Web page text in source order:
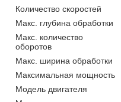
Количество скоростей
Макс. глубина обработки
Макс. количество
оборотов
Макс. ширина обработки
Максимальная мощность
Модель двигателя